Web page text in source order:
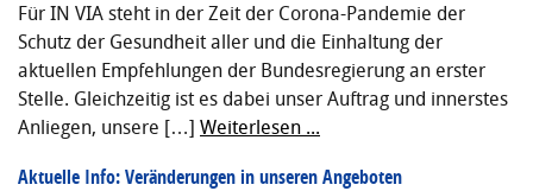
Für IN VIA steht in der Zeit der Corona-Pandemie der
Schutz der Gesundheit aller und die Einhaltung der
aktuellen Empfehlungen der Bundesregierung an erster
Stelle. Gleichzeitig ist es dabei unser Auftrag und innerstes
Anliegen, unsere […] Weiterlesen ...
Aktuelle Info: Veränderungen in unseren Angeboten